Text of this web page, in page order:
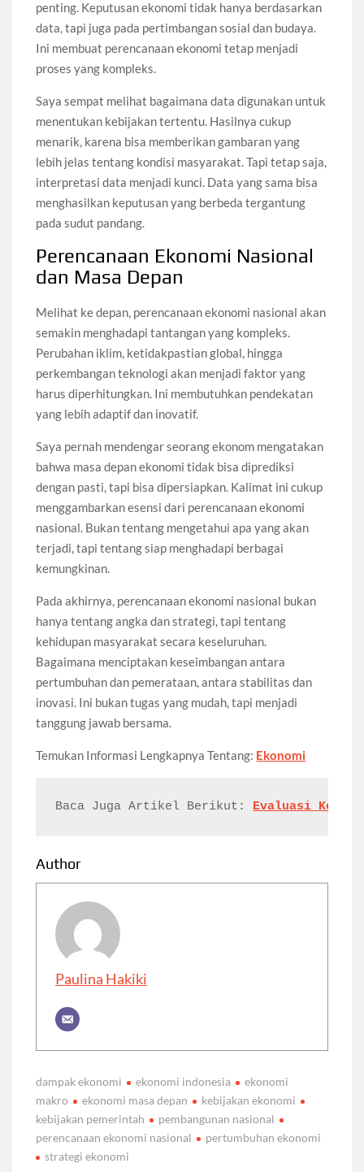
penting. Keputusan ekonomi tidak hanya berdasarkan
data, tapi juga pada pertimbangan sosial dan budaya.
Ini membuat perencanaan ekonomi tetap menjadi
proses yang kompleks.
Saya sempat melihat bagaimana data digunakan untuk
menentukan kebijakan tertentu. Hasilnya cukup
menarik, karena bisa memberikan gambaran yang
lebih jelas tentang kondisi masyarakat. Tapi tetap saja,
interpretasi data menjadi kunci. Data yang sama bisa
menghasilkan keputusan yang berbeda tergantung
pada sudut pandang.
Perencanaan Ekonomi Nasional
dan Masa Depan
Melihat ke depan, perencanaan ekonomi nasional akan
semakin menghadapi tantangan yang kompleks.
Perubahan iklim, ketidakpastian global, hingga
perkembangan teknologi akan menjadi faktor yang
harus diperhitungkan. Ini membutuhkan pendekatan
yang lebih adaptif dan inovatif.
Saya pernah mendengar seorang ekonom mengatakan
bahwa masa depan ekonomi tidak bisa diprediksi
dengan pasti, tapi bisa dipersiapkan. Kalimat ini cukup
menggambarkan esensi dari perencanaan ekonomi
nasional. Bukan tentang mengetahui apa yang akan
terjadi, tapi tentang siap menghadapi berbagai
kemungkinan.
Pada akhirnya, perencanaan ekonomi nasional bukan
hanya tentang angka dan strategi, tapi tentang
kehidupan masyarakat secara keseluruhan.
Bagaimana menciptakan keseimbangan antara
pertumbuhan dan pemerataan, antara stabilitas dan
inovasi. Ini bukan tugas yang mudah, tapi menjadi
tanggung jawab bersama.
Temukan Informasi Lengkapnya Tentang: Ekonomi
Baca Juga Artikel Berikut: Evaluasi
Author
Paulina Hakiki
dampak ekonomi ekonomi indonesia
ekonomi
makro
ekonomi masa depan
kebijakan ekonomi
kebijakan pemerintah
pembangunan nasional
perencanaan ekonomi nasional
pertumbuhan ekonomi
strategi ekonomi